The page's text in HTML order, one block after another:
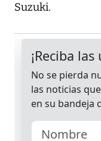
Suzuki.